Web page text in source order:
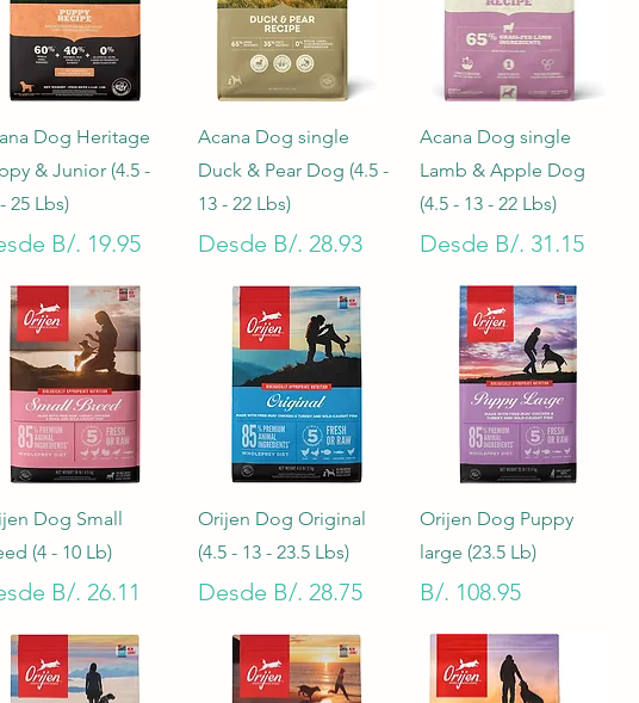
Vista rápida
Dog Heritage
& Junior (4.5 -
25 Lbs)
B/. 19.95
de oferta
Vista rápida
Acana Dog single
Duck & Pear Dog (4.5 -
13 - 22 Lbs)
Desde B/. 28.93
Precio de oferta
Vista rápida
Acana Dog single
Lamb & Apple Dog
(4.5 - 13 - 22 Lbs)
Desde B/. 31.15
Precio de oferta
Vista rápida
Dog Small
(4 - 10 Lb)
B/. 26.11
de oferta
Vista rápida
Orijen Dog Original
(4.5 - 13 - 23.5 Lbs)
Desde B/. 28.75
Precio de oferta
Vista rápida
Orijen Dog Puppy
large (23.5 Lb)
Precio
B/. 108.95